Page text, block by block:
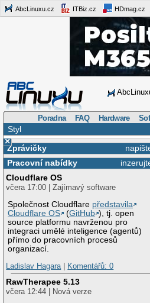
AbcLinuxu.cz ITBiz.cz HDmag.cz
Poradna FAQ Hardware
Styl
×
Zprávičky
Pracovní nabídky
Cloudflare OS
včera 17:00 | Zajímavý software
Společnost Cloudflare představila
Cloudflare OS
(GitHub ), tj. open
source platformu navrženou pro
integraci umělé inteligence (agentů)
přímo do pracovních procesů
organizací.
Ladislav Hagara| Komentářů: 0
RawTherapee 5.13
včera 12:44 | Nová verze